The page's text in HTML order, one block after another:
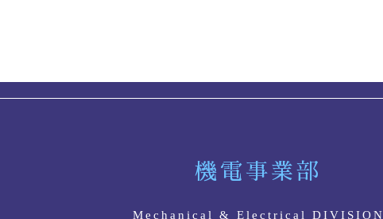
機電事業部
Mechanical & Electrical DIVISION